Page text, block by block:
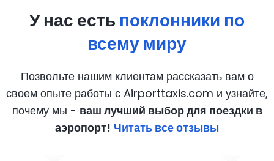
У нас есть поклонники по
всему миру
Позвольте нашим клиентам рассказать вам о
своем опыте работы с Airporttaxis.com и узнайте,
почему мы - ваш лучший выбор для поездки в
аэропорт! Читать все отзывы